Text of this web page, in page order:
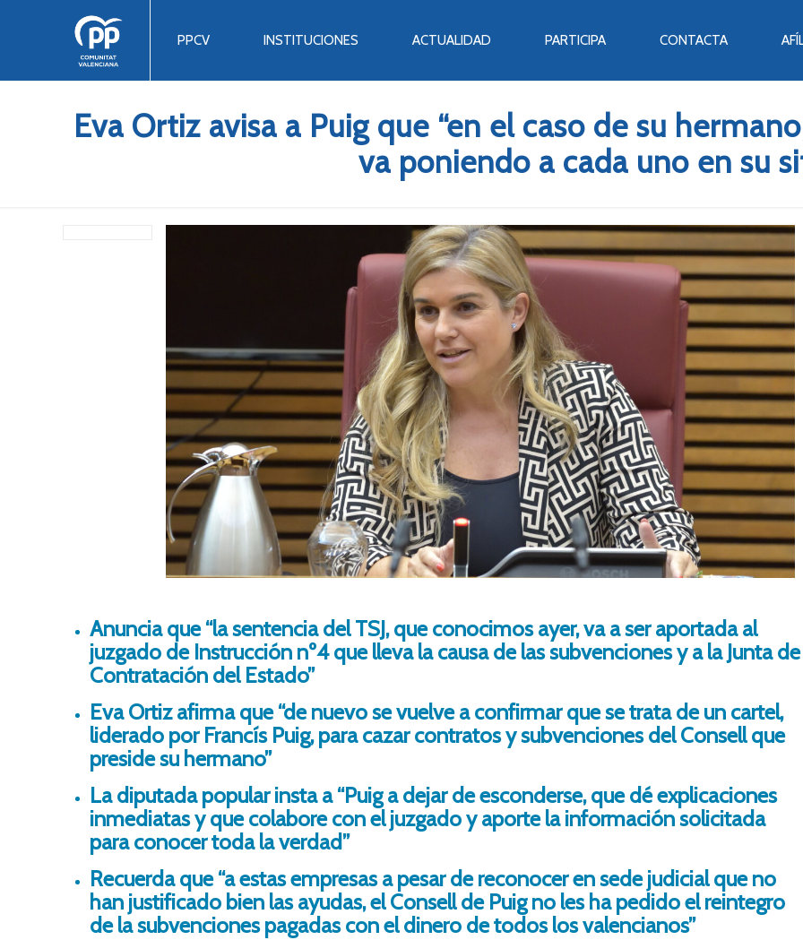
PPCV INSTITUCIONES ACTUALIDAD PARTICIPA CONTACTA
Eva Ortiz avisa a Puig que “en el caso de su
va poniendo a cada uno en su
Anuncia que “la sentencia del TSJ, que conocimos ayer, va a ser aportada al
juzgado de Instrucción nº4 que lleva la causa de las subvenciones y a la Junta de
Contratación del Estado”
Eva Ortiz afirma que “de nuevo se vuelve a confirmar que se trata de un cartel,
liderado por Francís Puig, para cazar contratos y subvenciones del Consell que
preside su hermano”
La diputada popular insta a “Puig a dejar de esconderse, que dé explicaciones
inmediatas y que colabore con el juzgado y aporte la información solicitada
para conocer toda la verdad”
Recuerda que “a estas empresas a pesar de reconocer en sede judicial que no
han justificado bien las ayudas, el Consell de Puig no les ha pedido el reintegro
de la subvenciones pagadas con el dinero de todos los valencianos”